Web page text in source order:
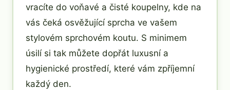
vracíte do voňavé a čisté koupelny, kde na
vás čeká osvěžující sprcha ve vašem
stylovém sprchovém koutu. S minimem
úsilí si tak můžete dopřát luxusní a
hygienické prostředí, které vám zpříjemní
každý den.